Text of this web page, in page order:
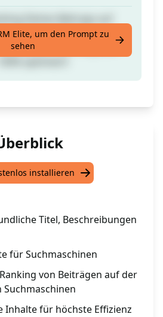
mit dem
Titel, Slug und
Elite, um den Prompt zu
sehen
installieren
Titel, Beschreibungen
für Suchmaschinen
von Beiträgen auf der
Suchmaschinen
Inhalte für höchste Effizienz